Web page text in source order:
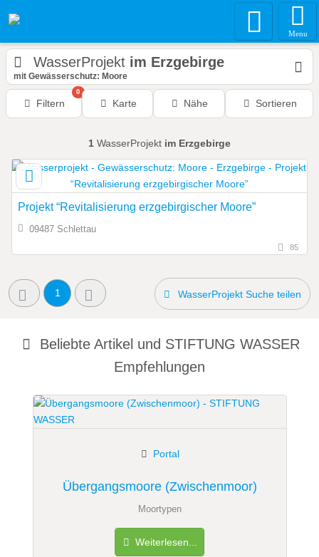
Menu
WasserProjekt im Erzgebirge
mit Gewässerschutz: Moore
Filtern
0
Karte Nähe Sortieren
1 WasserProjekt im Erzgebirge
Projekt “Revitalisierung erzgebirgischer Moore”
09487 Schlettau
85
1 WasserProjekt Suche teilen
Beliebte Artikel und STIFTUNG WASSER
Empfehlungen
Übergangsmoore (Zwischenmoor)
Portal
Moortypen
Weiterlesen...